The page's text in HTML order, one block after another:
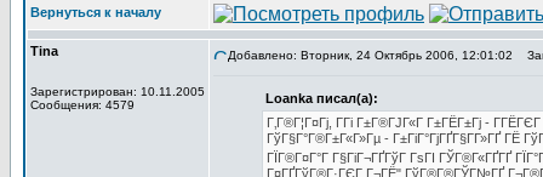
Вернуться к началу
Tina
Зарегистрирован: 10.11.2005
Сообщения: 4579
Добавлено: Вторник, 24 Октябрь 2006, 12:01:02
Loanka писал(а):
Г‚Г®Г¦Г¤Гј, Г­Гі Г±Г®ГЈГ«Г Г±ГЁГ±Гј -
ГўГ§Г°Г®Г±Г«Г»Гµ - Г±ГіГ°ГјГҐГ§Г­Г»ГҐ ГЁ
ГЇГ®Г¤Г°Г Г§ГіГ¬ГҐГўГ ГѕГІ ГЎГ®Г«ГҐГҐ
Г¤ГҐГўГ®Г·ГЄГ Г¬ГЁ" ГўГ®Г®ГЎГ№ГҐ